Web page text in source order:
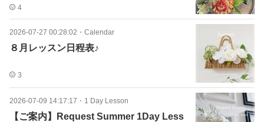
4
2026-07-27 00:28:02 ・ Calendar
８月レッスン日程表♪
3
2026-07-09 14:17:17 ・ 1 Day Lesson
【ご案内】Request Summer 1Day Less